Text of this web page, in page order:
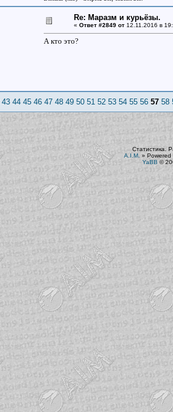
Re: Маразм и курьёзы.
« Ответ #2849 от12.11.2016 в
А кто это?
43 44 45 46 47 48 49 50 51 52 53 54 55 56 57 58
Статистика.
A.I.M. » Powered
YaBB ©